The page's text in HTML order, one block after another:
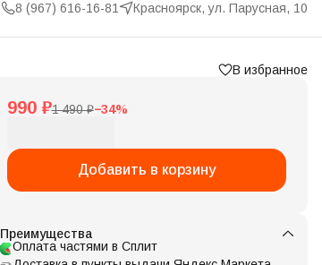
8 (967) 616-16-81 Красноярск, ул. Парусная, 10
В избранное
990 ₽1 490 ₽−34%
Добавить в корзину
Преимущества
Оплата частями в Сплит